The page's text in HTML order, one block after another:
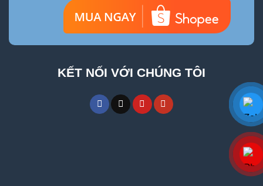
KẾT NỐI VỚI CHÚNG TÔI